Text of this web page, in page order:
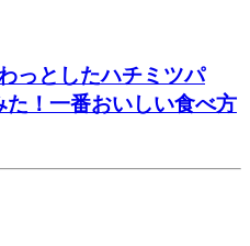
っとしたハチミツパ
！一番おいしい食べ方